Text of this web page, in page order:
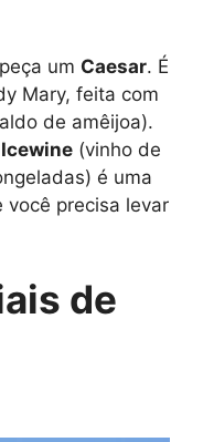
um Caesar. É
Mary, feita com
de amêijoa).
Icewine (vinho de
é uma
você precisa levar
de